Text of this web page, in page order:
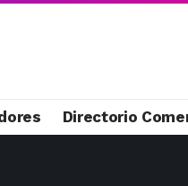
Directorio